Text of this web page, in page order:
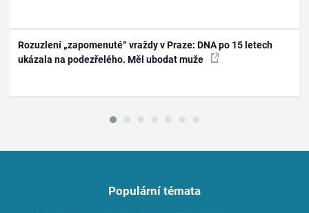
Rozuzlení „zapomenuté“ vraždy v Praze: DNA po 15 letech
ukázala na podezřelého. Měl ubodat muže
Populární témata